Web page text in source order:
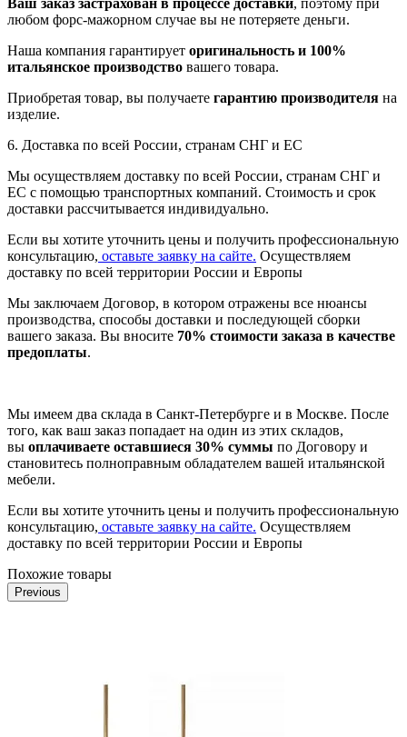
Ваш заказ застрахован в процессе доставки, поэтому при
любом форс-мажорном случае вы не потеряете деньги.
Наша компания гарантирует оригинальность и 100%
итальянское производство вашего товара.
Приобретая товар, вы получаете гарантию производителя на
изделие.
6. Доставка по всей России, странам СНГ и ЕС
Мы осуществляем доставку по всей России, странам СНГ и
ЕС с помощью транспортных компаний. Стоимость и срок
доставки рассчитывается индивидуально.
Если вы хотите уточнить цены и получить профессиональную
консультацию, оставьте заявку на сайте. Осуществляем
доставку по всей территории России и Европы
Мы заключаем Договор, в котором отражены все нюансы
производства, способы доставки и последующей сборки
вашего заказа. Вы вносите 70% стоимости заказа в качестве
предоплаты.
Мы имеем два склада в Санкт-Петербурге и в Москве. После
того, как ваш заказ попадает на один из этих складов,
вы оплачиваете оставшиеся 30% суммы по Договору и
становитесь полноправным обладателем вашей итальянской
мебели.
Если вы хотите уточнить цены и получить профессиональную
консультацию, оставьте заявку на сайте. Осуществляем
доставку по всей территории России и Европы
Похожие товары
Previous